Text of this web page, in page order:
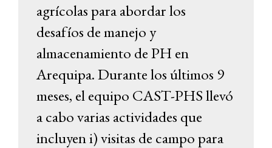
agrícolas para abordar los
desafíos de manejo y
almacenamiento de PH en
Arequipa. Durante los últimos 9
meses, el equipo CAST-PHS llevó
a cabo varias actividades que
incluyen i) visitas de campo para